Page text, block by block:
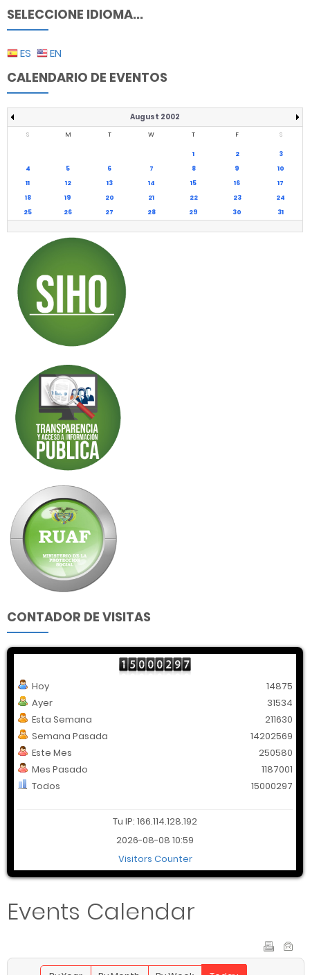
SELECCIONE IDIOMA...
ES EN
CALENDARIO DE EVENTOS
August 2002
S M T W T F S
1 2
3
4
5 6 7 8 9
10
11
12 13 14 15 16
17
18
19 20 21 22 23
24
25
26 27 28 29 30 31
CONTADOR DE VISITAS
Hoy
Ayer
Esta Semana
Semana Pasada
Este Mes
Mes Pasado
Todos
14875
31534
211630
14202569
250580
1187001
15000297
Tu IP: 166.114.128.192
2026-08-08 10:59
Visitors Counter
Events Calendar